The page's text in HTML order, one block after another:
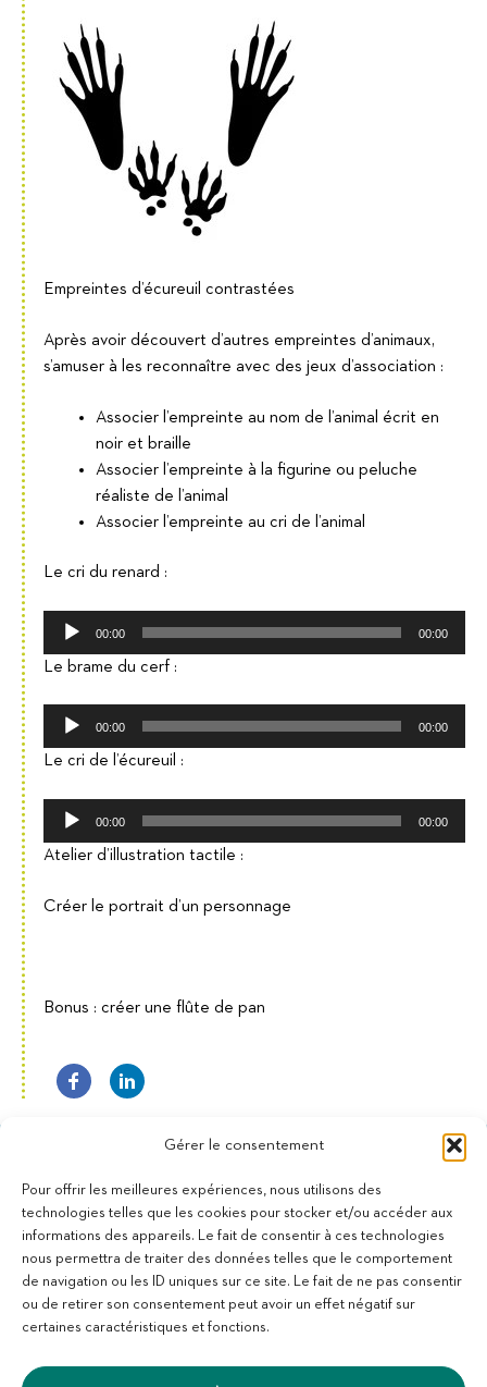
Gérer le consentement
Pour offrir les meilleures expériences, nous utilisons des
technologies telles que les cookies pour stocker et/ou accéder aux
informations des appareils. Le fait de consentir à ces technologies
nous permettra de traiter des données telles que le comportement
de navigation ou les ID uniques sur ce site. Le fait de ne pas consentir
ou de retirer son consentement peut avoir un effet négatif sur
certaines caractéristiques et fonctions.
Empreintes d’écureuil contrastées
Après avoir découvert d’autres empreintes d’animaux,
s’amuser à les reconnaître avec des jeux d’association :
Associer l’empreinte au nom de l’animal écrit en
noir et braille
Associer l’empreinte à la figurine ou peluche
réaliste de l’animal
Associer l’empreinte au cri de l’animal
Le cri du renard :
Lecteur
00:00 00:00
Le brame du cerf :
Lecteur
00:00 00:00
Le cri de l’écureuil :
Lecteur
00:00 00:00
Atelier d’illustration tactile :
Créer le portrait d’un personnage
Bonus : créer une flûte de pan
11 bis Rue des Novalles
21240 Talant - France
+33 (0)3 80 59 22 88
Membre de la Fédération des Aveugles de France
Membre du collectif Les Éditeurs Atypiques